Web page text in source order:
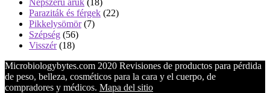
Népszerű áruk (18)
Paraziták és férgek (22)
Pikkelysömör(7)
Szépség (56)
Visszér(18)
Microbiologybytes.com 2020 Revisiones de productos para pérdida
de peso, belleza, cosméticos para la cara y el cuerpo, de
compradores y médicos. Mapa del sitio